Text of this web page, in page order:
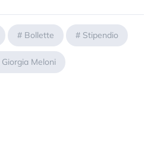
# Bollette # Stipendio
Giorgia Meloni